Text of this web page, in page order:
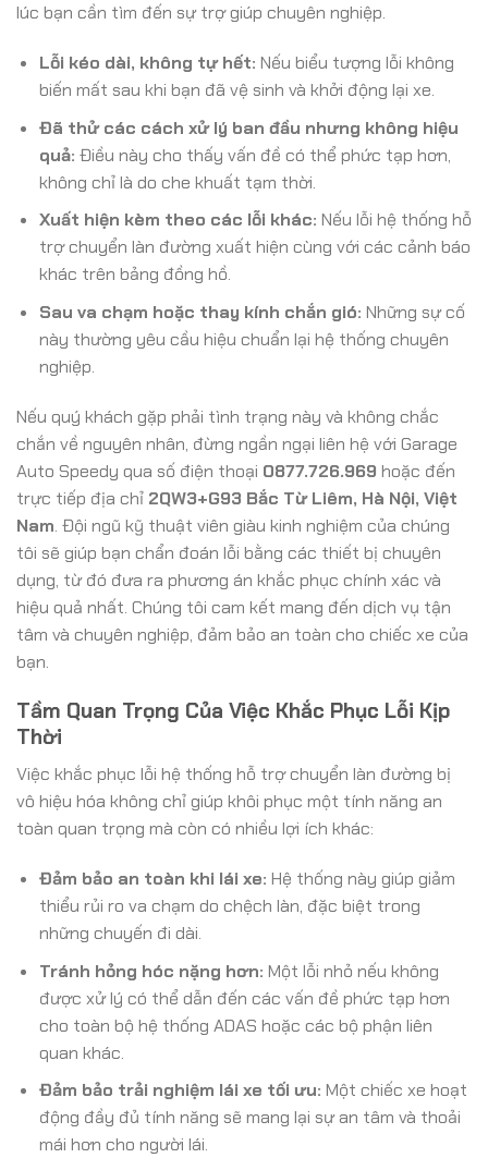
lúc bạn cần tìm đến sự trợ giúp chuyên nghiệp.
Lỗi kéo dài, không tự hết: Nếu biểu tượng lỗi không
biến mất sau khi bạn đã vệ sinh và khởi động lại xe.
Đã thử các cách xử lý ban đầu nhưng không hiệu
quả: Điều này cho thấy vấn đề có thể phức tạp hơn,
không chỉ là do che khuất tạm thời.
Xuất hiện kèm theo các lỗi khác: Nếu lỗi hệ thống hỗ
trợ chuyển làn đường xuất hiện cùng với các cảnh báo
khác trên bảng đồng hồ.
Sau va chạm hoặc thay kính chắn gió: Những sự cố
này thường yêu cầu hiệu chuẩn lại hệ thống chuyên
nghiệp.
Nếu quý khách gặp phải tình trạng này và không chắc
chắn về nguyên nhân, đừng ngần ngại liên hệ với Garage
Auto Speedy qua số điện thoại 0877.726.969 hoặc đến
trực tiếp địa chỉ 2QW3+G93 Bắc Từ Liêm, Hà Nội, Việt
Nam. Đội ngũ kỹ thuật viên giàu kinh nghiệm của chúng
tôi sẽ giúp bạn chẩn đoán lỗi bằng các thiết bị chuyên
dụng, từ đó đưa ra phương án khắc phục chính xác và
hiệu quả nhất. Chúng tôi cam kết mang đến dịch vụ tận
tâm và chuyên nghiệp, đảm bảo an toàn cho chiếc xe của
bạn.
Tầm Quan Trọng Của Việc Khắc Phục Lỗi Kịp
Thời
Việc khắc phục lỗi hệ thống hỗ trợ chuyển làn đường bị
vô hiệu hóa không chỉ giúp khôi phục một tính năng an
toàn quan trọng mà còn có nhiều lợi ích khác:
Đảm bảo an toàn khi lái xe: Hệ thống này giúp giảm
thiểu rủi ro va chạm do chệch làn, đặc biệt trong
những chuyến đi dài.
Tránh hỏng hóc nặng hơn: Một lỗi nhỏ nếu không
được xử lý có thể dẫn đến các vấn đề phức tạp hơn
cho toàn bộ hệ thống ADAS hoặc các bộ phận liên
quan khác.
Đảm bảo trải nghiệm lái xe tối ưu: Một chiếc xe hoạt
động đầy đủ tính năng sẽ mang lại sự an tâm và thoải
mái hơn cho người lái.